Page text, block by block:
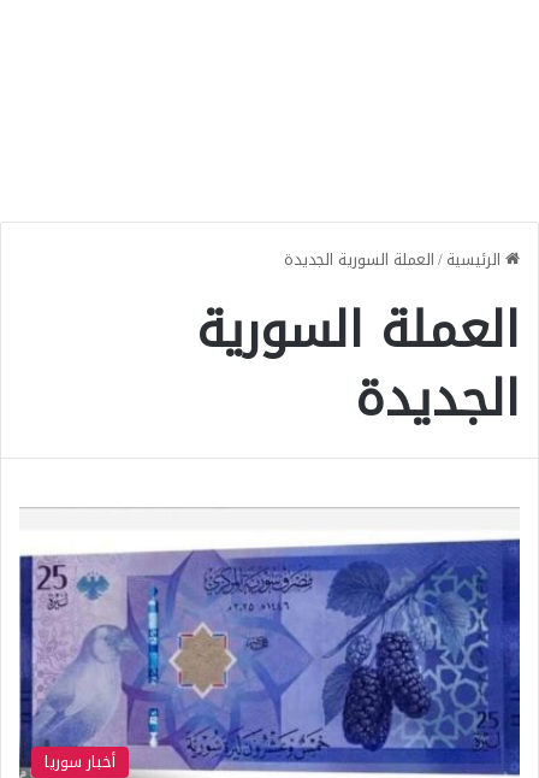
الرئيسية/العملة السورية الجديدة
العملة السورية
الجديدة
أخبار سوريا